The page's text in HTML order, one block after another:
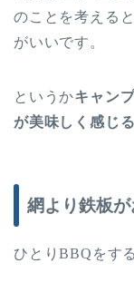
のことを考える
がいいです。
というかキャン
が美味しく感じる
網より鉄板が
ひとりBBQ をす